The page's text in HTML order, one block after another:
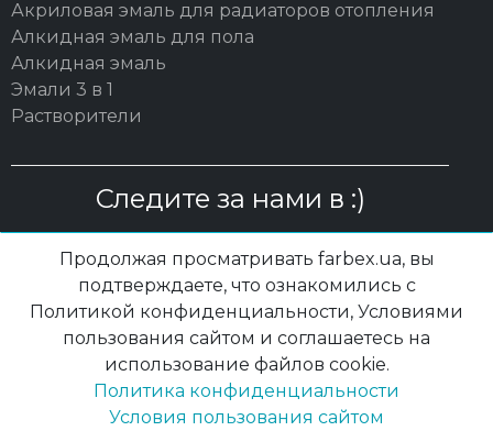
Акриловая эмаль для радиаторов отопления
Алкидная эмаль для пола
Алкидная эмаль
Эмали 3 в 1
Растворители
Следите за нами в :)
© 2003 – 2026 ОО "ПП "ПОЛИСАН"| farbex.ua
Политика конфиденциальности |
Условия пользования сайтом |Файлы Cookies
Продолжая просматривать farbex.ua, вы
подтверждаете, что ознакомились с
Политикой конфиденциальности, Условиями
пользования сайтом и соглашаетесь на
использование файлов cookie.
Политика конфиденциальности
Условия пользования сайтом